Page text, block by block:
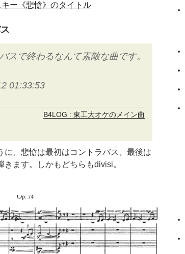
ー《悲愴》のタイトル
スで終わるなんて素敵な曲です。
01:33:53
B4LOG : 東工大オケのメイン曲
に、悲愴は最初はコントラバス、最後は
ます。しかもどちらもdivisi。